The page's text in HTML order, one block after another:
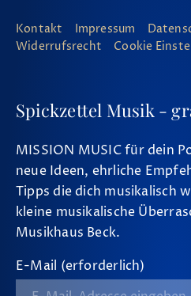
Kontakt Impressum
Widerrufsrecht
Cookie
Spickzettel Musik -
MISSION MUSIC für dein
neue Ideen, ehrliche
Tipps die dich musikalisch
kleine musikalische
Musikhaus Beck.
E-Mail (erforderlich)